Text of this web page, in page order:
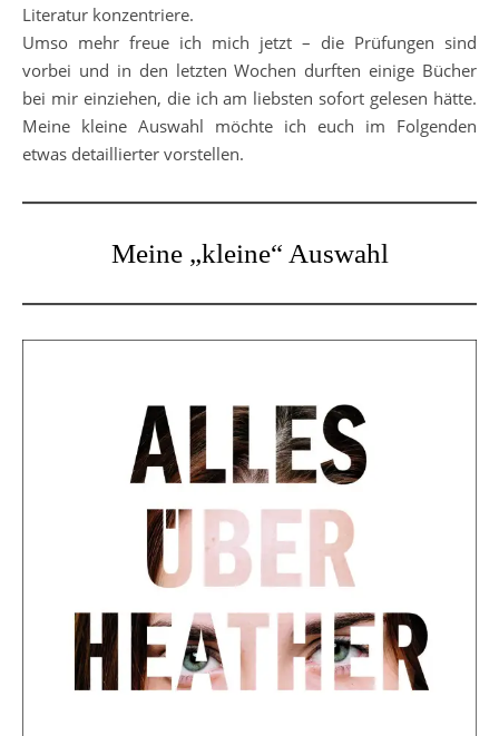
Literatur konzentriere.
Umso mehr freue ich mich jetzt – die Prüfungen sind
vorbei und in den letzten Wochen durften einige Bücher
bei mir einziehen, die ich am liebsten sofort gelesen hätte.
Meine kleine Auswahl möchte ich euch im Folgenden
etwas detaillierter vorstellen.
Meine „kleine“ Auswahl